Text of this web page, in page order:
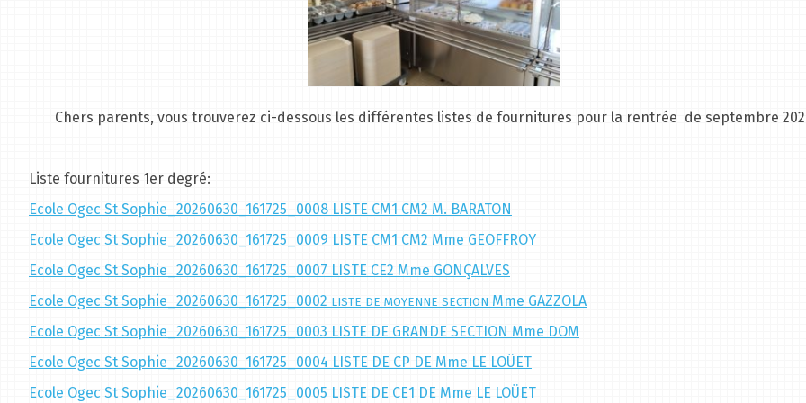
Chers parents, vous trouverez ci-dessous les différentes listes de fournitures pour la rentrée de septembre
Liste fournitures 1er degré:
Ecole Ogec St Sophie_20260630_161725_0008 LISTE CM1 CM2 M. BARATON
Ecole Ogec St Sophie_20260630_161725_0009 LISTE CM1 CM2 Mme GEOFFROY
Ecole Ogec St Sophie_20260630_161725_0007 LISTE CE2 Mme GONÇALVES
Ecole Ogec St Sophie_20260630_161725_0002 LISTE DE MOYENNE SECTION Mme GAZZOLA
Ecole Ogec St Sophie_20260630_161725_0003 LISTE DE GRANDE SECTION Mme DOM
Ecole Ogec St Sophie_20260630_161725_0004 LISTE DE CP DE Mme LE LOÜET
Ecole Ogec St Sophie_20260630_161725_0005 LISTE DE CE1 DE Mme LE LOÜET